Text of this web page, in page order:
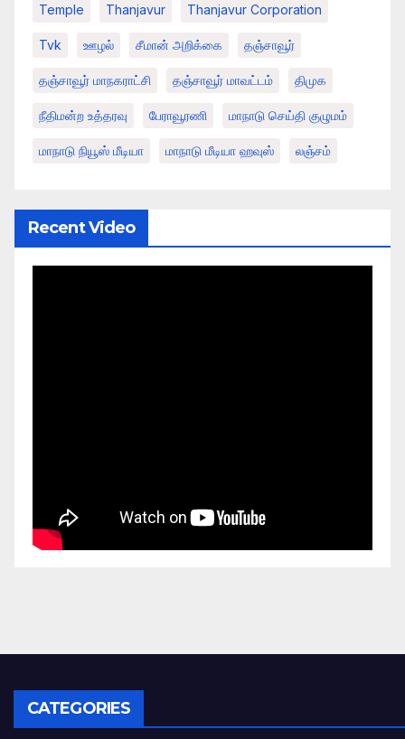
Temple Thanjavur Thanjavur Corporation
Tvk ஊழல் சீமான் அறிக்கை தஞ்சாவூர்
தஞ்சாவூர் மாநகராட்சி தஞ்சாவூர் மாவட்டம் திமுக
நீதிமன்ற உத்தரவு பேராவூரணி மாநாடு செய்தி குழுமம்
மாநாடு நியூஸ் மீடியா மாநாடு மீடியா ஹவுஸ் லஞ்சம்
Recent Video
CATEGORIES